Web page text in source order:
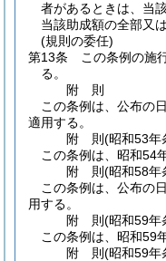
者があるときは、当
当該助成額の全部又
(規則の委任)
第13条
この条例の施
る。
附 則
この条例は、公布の
適用する。
附 則(昭和53年
この条例は、昭和54
附 則(昭和58年
この条例は、公布の
用する。
附 則(昭和59年
この条例は、昭和59
附 則(昭和59年